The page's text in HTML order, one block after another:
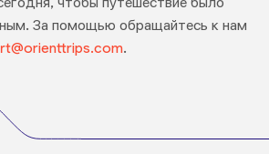
За помощью обращайтесь к нам
.